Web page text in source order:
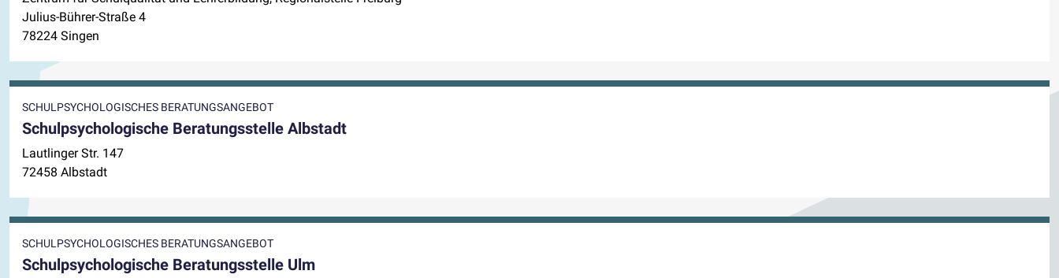
Julius-Bührer-Straße 4
78224 Singen
SCHULPSYCHOLOGISCHES BERATUNGSANGEBOT
Schulpsychologische Beratungsstelle Albstadt
Lautlinger Str. 147
72458 Albstadt
SCHULPSYCHOLOGISCHES BERATUNGSANGEBOT
Schulpsychologische Beratungsstelle Ulm